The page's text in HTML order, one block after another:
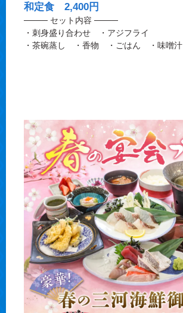
和定食 2,400円
──── セット内容 ────
・刺身盛り合わせ ・アジフライ
・茶碗蒸し ・香物 ・ごはん ・味噌汁